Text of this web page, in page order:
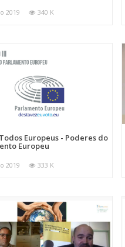
2019 340 K
Europeus - Poderes do
Europeu
2019 333 K